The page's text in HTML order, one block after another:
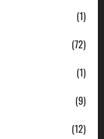
(1)
(72)
(1)
(9)
(12)